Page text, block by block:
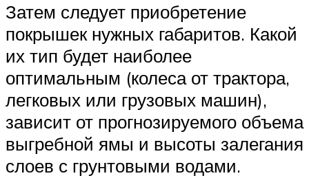
Затем следует приобретение
покрышек нужных габаритов. Какой
их тип будет наиболее
оптимальным (колеса от трактора,
легковых или грузовых машин),
зависит от прогнозируемого объема
выгребной ямы и высоты залегания
слоев с грунтовыми водами.